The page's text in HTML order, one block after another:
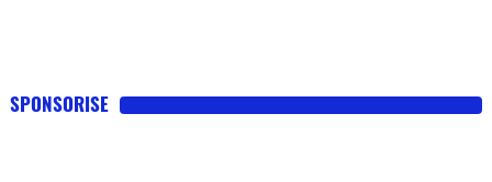
SPONSORISE